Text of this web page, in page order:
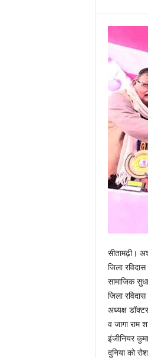
सीतामढ़ी।
जिला
सामाजिक
जिला
अध्यक्ष
व जागा राम
इंजीनियर
दुनिया को